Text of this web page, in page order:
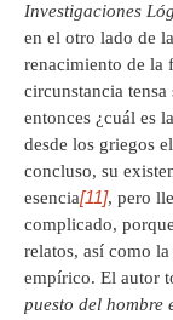
Investigaciones
en el otro lado de
renacimiento de la
circunstancia
entonces ¿cuál es
desde los griegos
concluso, su
esencia[11], pero
complicado,
relatos, así como
empírico. El autor
puesto del hombre